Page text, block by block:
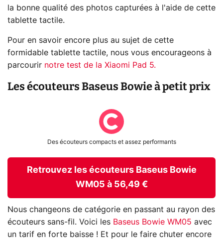
la bonne qualité des photos capturées à l'aide de cette
tablette tactile.
Pour en savoir encore plus au sujet de cette
formidable tablette tactile, nous vous encourageons à
parcourir notre test de la Xiaomi Pad 5.
Les écouteurs Baseus Bowie à petit prix
Des écouteurs compacts et assez performants
Retrouvez les écouteurs Baseus Bowie
WM05 à 56,49 €
Nous changeons de catégorie en passant au rayon des
écouteurs sans-fil. Voici les Baseus Bowie WM05 avec
un tarif en forte baisse ! Et pour le faire chuter encore